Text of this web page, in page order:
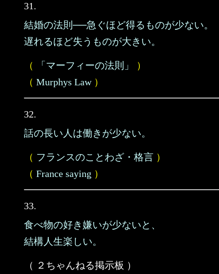
31.
結婚の法則──急ぐほど得るものが少ない。
遅れるほど失うものが大きい。
（ 「マーフィーの法則」
）
（ Murphys Law）
32.
話の長い人は働きが少ない。
（ フランスのことわざ・格言 ）
（ France saying ）
33.
食べ物の好き嫌いが少ないと、
結構人生楽しい。
（ ２ちゃんねる掲示板 ）